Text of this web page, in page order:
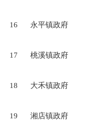
16 永平镇政府
17 桃溪镇政府
18 大禾镇政府
19 湘店镇政府